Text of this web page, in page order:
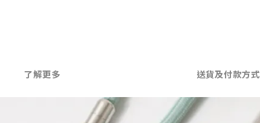
了解更多 送貨及付款方式